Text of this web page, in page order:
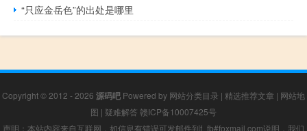
“只应金岳色”的出处是哪里
Copyright © 2012 - 2026 源码吧 Powered by 网站分类目录 | 精选推荐文章 | 网站地
图 | 疑难解答 赣ICP备10007425号
声明：本站内容来自互联网，如信息有错误可发邮件到f_fb#foxmail.com说明，我们